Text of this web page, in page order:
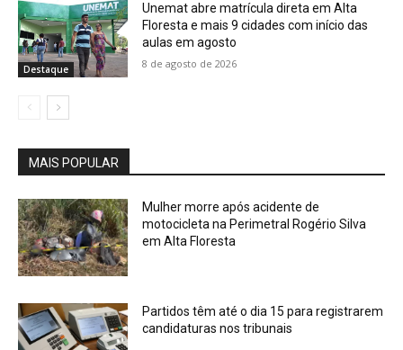
Destaque
Unemat abre matrícula direta em Alta
Floresta e mais 9 cidades com início das
aulas em agosto
8 de agosto de 2026
MAIS POPULAR
Mulher morre após acidente de
motocicleta na Perimetral Rogério Silva
em Alta Floresta
Partidos têm até o dia 15 para registrarem
candidaturas nos tribunais